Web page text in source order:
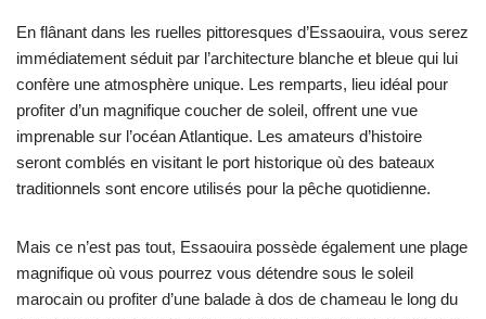
En flânant dans les ruelles pittoresques d’Essaouira, vous serez
immédiatement séduit par l’architecture blanche et bleue qui lui
confère une atmosphère unique. Les remparts, lieu idéal pour
profiter d’un magnifique coucher de soleil, offrent une vue
imprenable sur l’océan Atlantique. Les amateurs d’histoire
seront comblés en visitant le port historique où des bateaux
traditionnels sont encore utilisés pour la pêche quotidienne.
Mais ce n’est pas tout, Essaouira possède également une plage
magnifique où vous pourrez vous détendre sous le soleil
marocain ou profiter d’une balade à dos de chameau le long du